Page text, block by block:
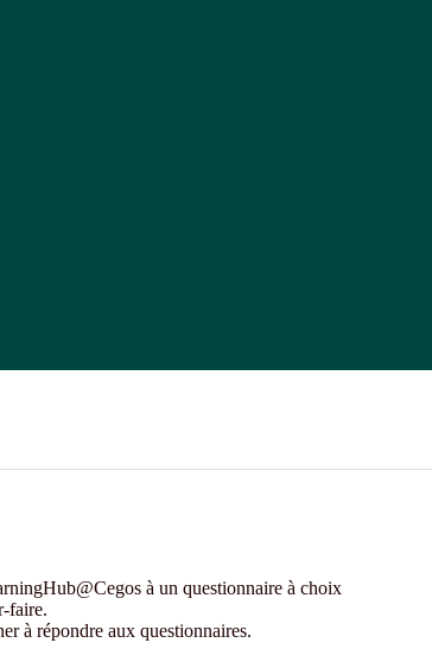
à un questionnaire à choix
faire.
à répondre aux questionnaires.